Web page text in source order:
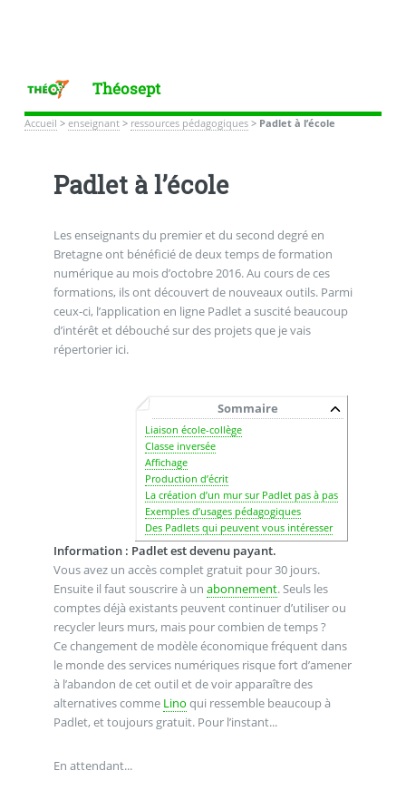
Théosept
Accueil > enseignant> ressources pédagogiques> Padlet à l’école
Padlet à l’école
Les enseignants du premier et du second degré en
Bretagne ont bénéficié de deux temps de formation
numérique au mois d’octobre 2016. Au cours de ces
formations, ils ont découvert de nouveaux outils. Parmi
ceux-ci, l’application en ligne Padlet a suscité beaucoup
d’intérêt et débouché sur des projets que je vais
répertorier ici.
Sommaire
Liaison école-collège
Classe inversée
Affichage
Production d’écrit
La création d’un mur sur Padlet pas à pas
Exemples d’usages pédagogiques
Des Padlets qui peuvent vous intéresser
Information : Padlet est devenu payant.
Vous avez un accès complet gratuit pour 30 jours.
Ensuite il faut souscrire à un abonnement. Seuls les
comptes déjà existants peuvent continuer d’utiliser ou
recycler leurs murs, mais pour combien de temps ?
Ce changement de modèle économique fréquent dans
le monde des services numériques risque fort d’amener
à l’abandon de cet outil et de voir apparaître des
alternatives comme Lino qui ressemble beaucoup à
Padlet, et toujours gratuit. Pour l’instant...
En attendant...